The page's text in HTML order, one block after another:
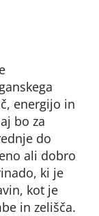
energijo in
bo za
do
ali dobro
ki je
kot je
in zelišča.